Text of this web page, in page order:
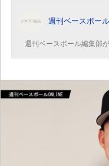
週刊ベースボー
週刊ベースボール編集部